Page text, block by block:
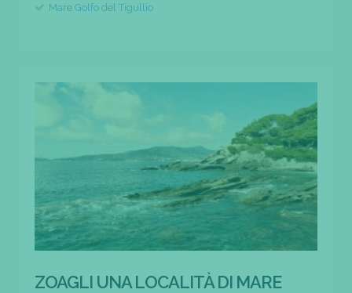
Mare Golfo del Tigullio
ZOAGLI UNA LOCALITÀ DI MARE